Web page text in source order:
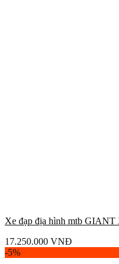
Xe đạp địa hình mtb GIANT
17.250.000 VNĐ
-5%